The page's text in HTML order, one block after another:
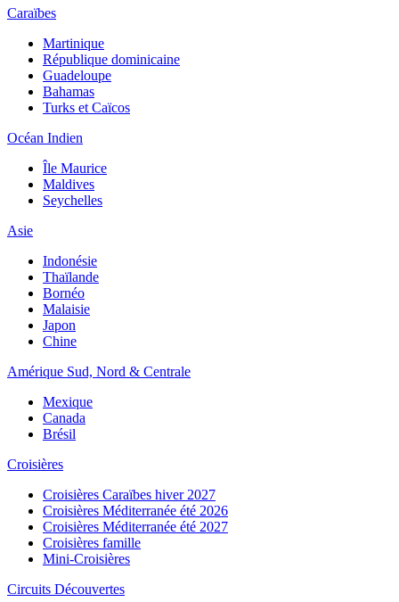
Caraïbes
Martinique
République dominicaine
Guadeloupe
Bahamas
Turks et Caïcos
Océan Indien
Île Maurice
Maldives
Seychelles
Asie
Indonésie
Thaïlande
Bornéo
Malaisie
Japon
Chine
Amérique Sud, Nord & Centrale
Mexique
Canada
Brésil
Croisières
Croisières Caraïbes hiver 2027
Croisières Méditerranée été 2026
Croisières Méditerranée été 2027
Croisières famille
Mini-Croisières
Circuits Découvertes